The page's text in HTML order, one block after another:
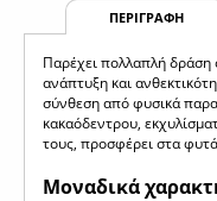
ΠΕΡΙΓΡΑΦΗ
Παρέχει πολλαπλή
ανάπτυξη και
σύνθεση από φυσικά
κακαόδεντρου,
τους, προσφέρει στα
Μοναδικά